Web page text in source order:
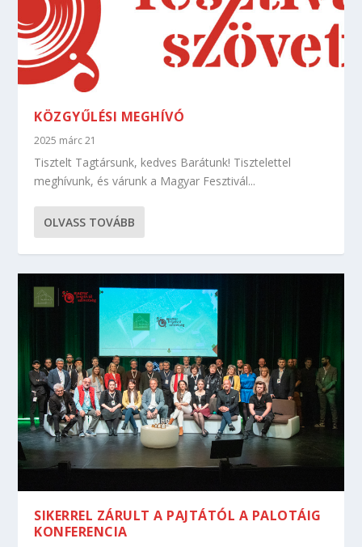
KÖZGYŰLÉSI MEGHÍVÓ
2025 márc 21
Tisztelt Tagtársunk, kedves Barátunk! Tisztelettel
meghívunk, és várunk a Magyar Fesztivál...
OLVASS TOVÁBB
SIKERREL ZÁRULT A PAJTÁTÓL A PALOTÁIG
KONFERENCIA